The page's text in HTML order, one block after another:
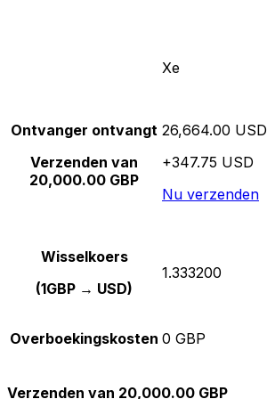
Xe
Ontvanger ontvangt
Verzenden van
20,000.00 GBP
26,664.00 USD
+347.75 USD
Nu verzenden
Wisselkoers
(1GBP → USD)
1.333200
Overboekingskosten 0 GBP
Verzenden van 20,000.00 GBP